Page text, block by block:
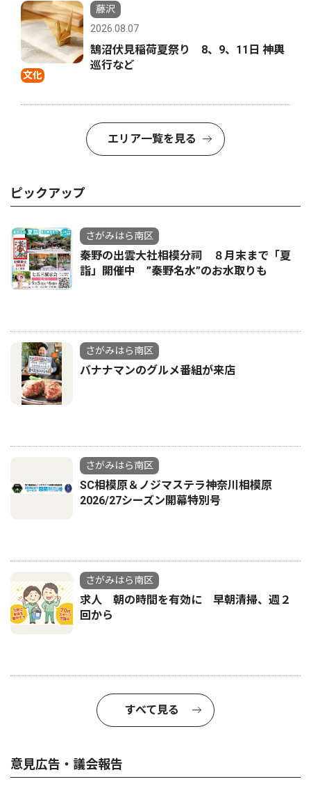
文化
藤沢
2026.08.07
鵠沼伏見稲荷夏祭り 8、9、11日 神輿
巡行など
エリア一覧を見る
ピックアップ
さがみはら南区
秦野の出雲大社相模分祠 ８月末まで「夏
詣」開催中 ”秦野名水”のお水取りも
さがみはら南区
バナナマンのグルメ番組が来店
さがみはら南区
SC相模原＆ノジマステラ神奈川相模原
2026/27シーズン開幕特別号
さがみはら南区
求人 朝の時間を有効に 早朝清掃、週２
回から
すべて見る
意見広告・議会報告